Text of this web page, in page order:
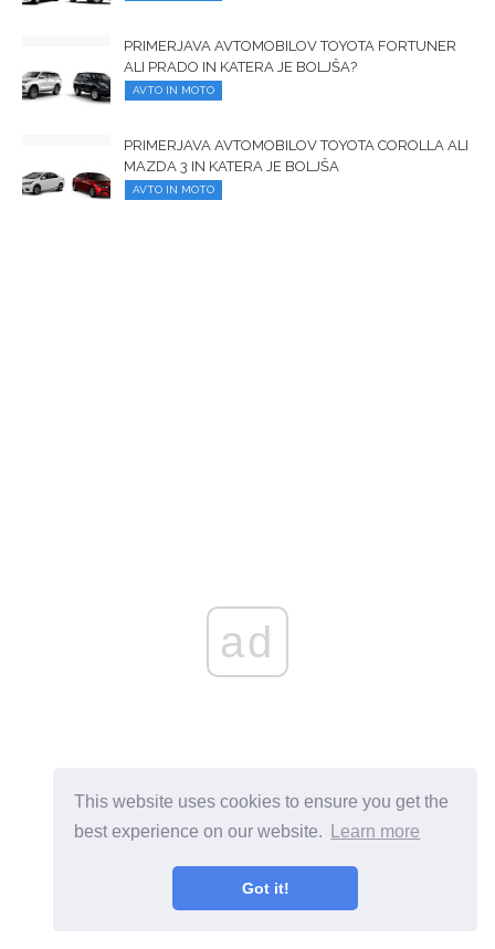
This website uses cookies to ensure you get the
best experience on our website.
Learn more
Got it!
PRIMERJAVA AVTOMOBILOV TOYOTA FORTUNER
ALI PRADO IN KATERA JE BOLJŠA?
AVTO IN MOTO
PRIMERJAVA AVTOMOBILOV TOYOTA COROLLA ALI
MAZDA 3 IN KATERA JE BOLJŠA
AVTO IN MOTO
ad